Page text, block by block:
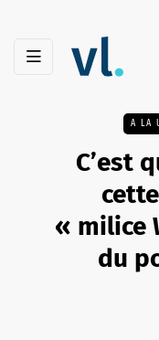
A LA
C’est
« milice
du